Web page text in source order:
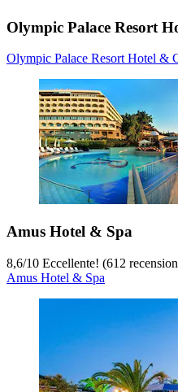
Olympic Palace Resort
Olympic Palace Resort Hotel &
Amus Hotel & Spa
8,6/10 Eccellente! (612
Amus Hotel & Spa